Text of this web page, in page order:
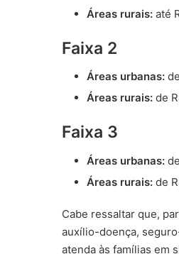
Áreas rurais: até
Faixa 2
Áreas urbanas:
Áreas rurais: de
Faixa 3
Áreas urbanas:
Áreas rurais: de
Cabe ressaltar que,
auxílio-doença,
atenda às famílias em